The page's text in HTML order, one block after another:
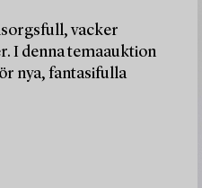
vacker
I denna temaauktion
nya, fantasifulla